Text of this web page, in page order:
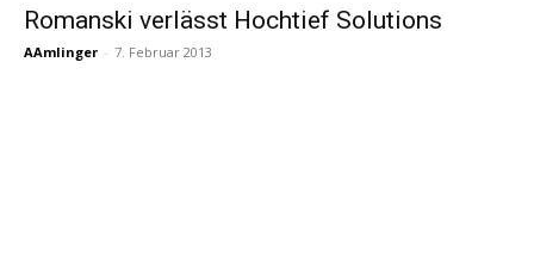
Romanski verlässt Hochtief Solutions
AAmlinger - 7. Februar 2013